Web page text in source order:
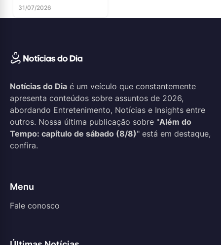
31/07/2026
Notícias do Dia é um veículo que constantemente
apresenta conteúdos sobre assuntos de 2026,
abordando Entretenimento, Notícias e Insights entre
outros. Nossa última publicação sobre "Além do
Tempo: capítulo de sábado (8/8)" está em destaque,
confira.
Menu
Fale conosco